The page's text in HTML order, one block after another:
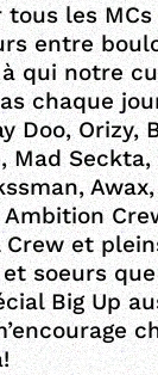
tous les
entre
qui notre
chaque
Doo, Orizy,
Mad Seckta,
Ambition
Crew et
soeurs que
Big Up